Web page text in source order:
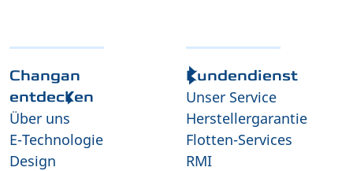
Changan
entdecken
Über uns
E-Technologie
Design
Kundendienst
Unser Service
Herstellergarantie
Flotten-Services
RMI